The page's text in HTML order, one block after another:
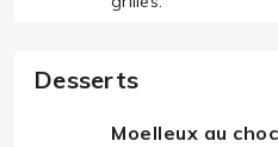
Desserts
Moelleux au